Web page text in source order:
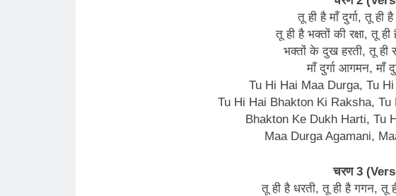
तू ही है माँ दुर्गा, तू ही
तू ही है भक्तों की रक्षा, तू
भक्तों के दुख हरती, तू ही
माँ दुर्गा आगमन, माँ
Tu Hi Hai Maa Durga, Tu
Tu Hi Hai Bhakton Ki Raksha,
Bhakton Ke Dukh Harti, Tu
Maa Durga Agamani,
चरण 3
तू ही है धरती, तू ही है गगन, तू